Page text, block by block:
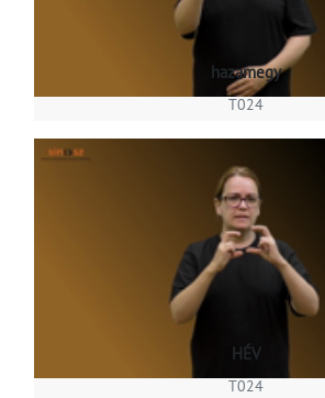
hazamegy
T024
HÉV
T024